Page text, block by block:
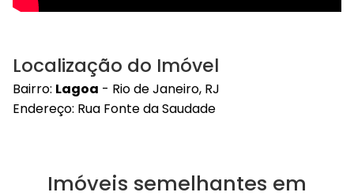
Localização do Imóvel
Bairro: Lagoa - Rio de Janeiro, RJ
Endereço: Rua Fonte da Saudade
Imóveis semelhantes em